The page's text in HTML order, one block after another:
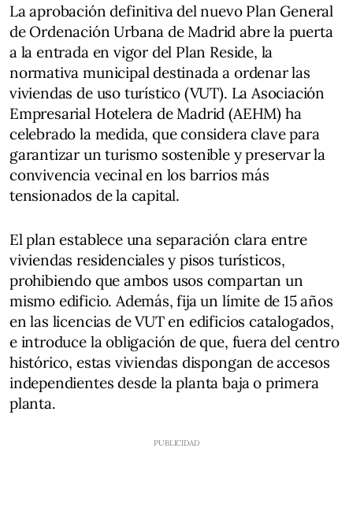
La aprobación definitiva del nuevo Plan General
de Ordenación Urbana de Madrid abre la puerta
a la entrada en vigor del Plan Reside, la
normativa municipal destinada a ordenar las
viviendas de uso turístico (VUT). La Asociación
Empresarial Hotelera de Madrid (AEHM) ha
celebrado la medida, que considera clave para
garantizar un turismo sostenible y preservar la
convivencia vecinal en los barrios más
tensionados de la capital.
El plan establece una separación clara entre
viviendas residenciales y pisos turísticos,
prohibiendo que ambos usos compartan un
mismo edificio. Además, fija un límite de 15 años
en las licencias de VUT en edificios catalogados,
e introduce la obligación de que, fuera del centro
histórico, estas viviendas dispongan de accesos
independientes desde la planta baja o primera
planta.